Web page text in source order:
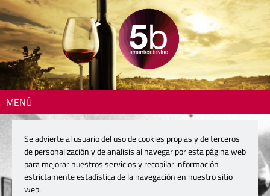
MENÚ
Se advierte al usuario del uso de cookies propias y de terceros
de personalización y de análisis al navegar por esta página web
para mejorar nuestros servicios y recopilar información
estrictamente estadística de la navegación en nuestro sitio
web.